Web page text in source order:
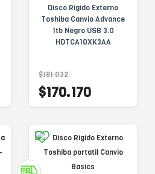
Disco Rigido Externo
Toshiba Canvio Advance
1tb Negro USB 3.0
HDTCA10XK3AA
$181.032
$170.170